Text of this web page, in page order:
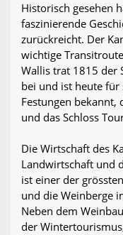
Historisch gesehen
faszinierende
zurückreicht. Der
wichtige
Wallis trat 1815 der
bei und ist heute für
Festungen bekannt,
und das Schloss
Die Wirtschaft des
Landwirtschaft und
ist einer der
und die Weinberge
Neben dem
der